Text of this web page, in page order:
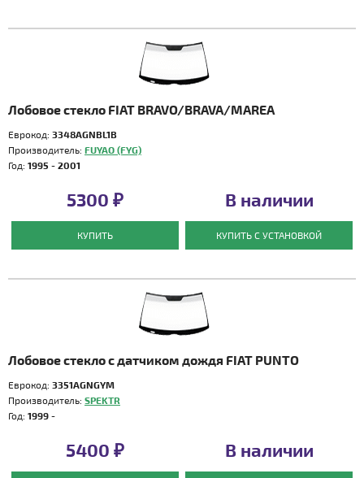
Лобовое стекло FIAT BRAVO/BRAVA/MAREA
Еврокод: 3348AGNBL1B
Производитель: FUYAO (FYG)
Год: 1995 - 2001
5300 ₽
КУПИТЬ
В наличии
КУПИТЬ С УСТАНОВКОЙ
Лобовое стекло с датчиком дождя FIAT PUNTO
Еврокод: 3351AGNGYM
Производитель: SPEKTR
Год: 1999 -
5400 ₽ В наличии